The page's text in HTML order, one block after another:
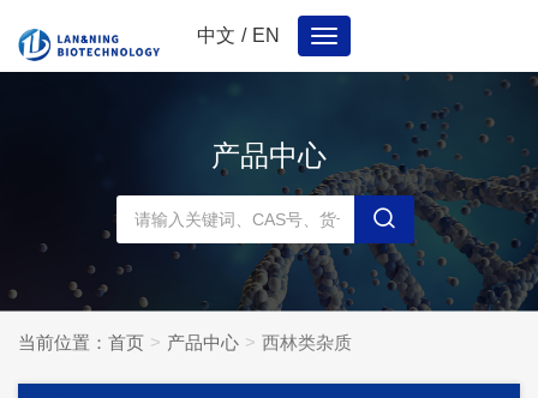
中文 / EN
Toggle
navigation
产品中心
当前位置： 首页 产品中心 西林类杂质